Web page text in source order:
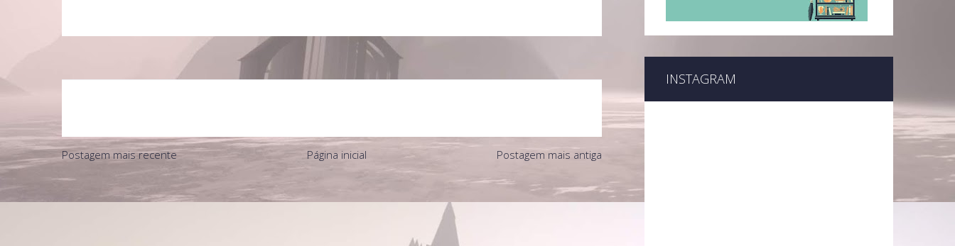
Postagem mais recente Postagem mais antiga
Página inicial
INSTAGRAM